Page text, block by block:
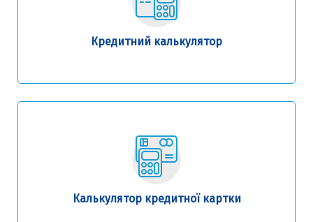
Кредитний калькулятор
Калькулятор кредитної картки